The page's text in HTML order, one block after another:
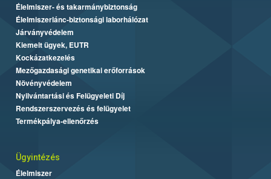
Élelmiszer- és takarmánybiztonság
Élelmiszerlánc-biztonsági laborhálózat
Járványvédelem
Kiemelt ügyek, EUTR
Kockázatkezelés
Mezőgazdasági genetikai erőforrások
Növényvédelem
Nyilvántartási és Felügyeleti Díj
Rendszerszervezés és felügyelet
Termékpálya-ellenőrzés
Ügyintézés
Élelmiszer